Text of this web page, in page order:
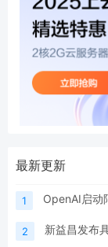
最新更新
1 OpenAI启动
2 新益昌发布